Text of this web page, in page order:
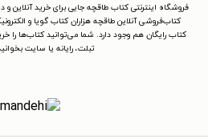
فروشگاه اینترنتی کتاب طاقچه جایی برای خرید آنلاین
کتاب‌فروشی آنلاین طاقچه هزاران کتاب گویا و
کتاب رایگان هم وجود دارد. شما می‌توانید کتاب‌ها را
تبلت، رایانه یا سایت